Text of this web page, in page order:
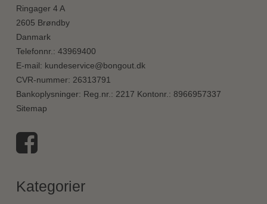
Ringager 4 A
2605 Brøndby
Danmark
Telefonnr.: 43969400
E-mail: kundeservice@bongout.dk
CVR-nummer: 26313791
Bankoplysninger: Reg.nr.: 2217 Kontonr.: 8966957337
Sitemap
Kategorier